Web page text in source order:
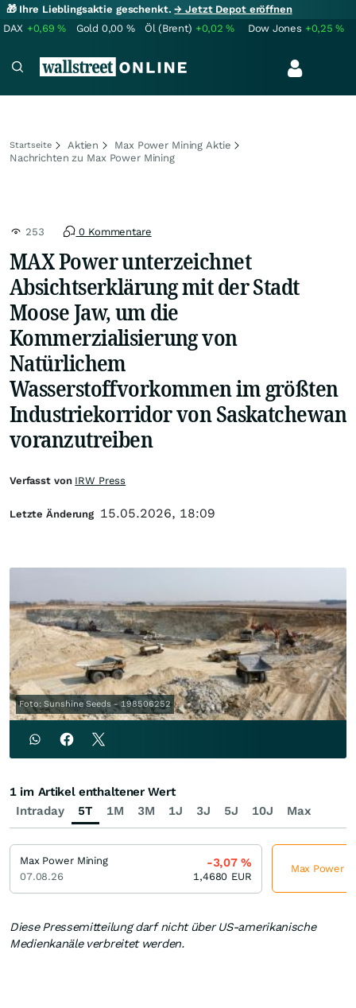
🎁 Ihre Lieblingsaktie geschenkt.→ Jetzt Depot eröffnen
DAX +0,69% Gold 0,00 % Öl (Brent) +0,02% Dow Jones +0,25%
Startseite Aktien
Max Power Mining Aktie
Nachrichten zu Max Power Mining
253 0 Kommentare
MAX Power unterzeichnet
Absichtserklärung mit der Stadt
Moose Jaw, um die
Kommerzialisierung von
Natürlichem
Wasserstoffvorkommen im größten
Industriekorridor von Saskatchewan
voranzutreiben
Foto: Sunshine Seeds - 198506252
Diese Pressemitteilung darf nicht über US-amerikanische
Medienkanäle verbreitet werden.
Verfasst von IRW Press
Letzte Änderung 15.05.2026, 18:09
Intraday 5T 1M 3M 1J 3J 5J 10J Max
1 im Artikel enthaltener Wert
Max Power Mining
07.08.26
-3,07%
1,4680 EUR
Max Power